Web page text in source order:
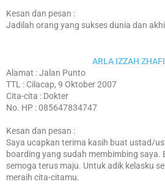
Kesan dan pesan :
Jadilah orang yang sukses dunia dan
ARLA IZZAH
Alamat : Jalan Punto
TTL : Cilacap, 9 Oktober 2007
Cita-cita : Dokter
No. HP : 085647834747
Kesan dan pesan :
Saya ucapkan terima kasih buat ustad/
boarding yang sudah membimbing saya.
semoga terus maju. Untuk adik kelasku
meraih cita-citamu.